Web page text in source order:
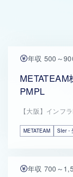
年収 500～
PMPL
【大阪】インフ
METATEAM SIer・
年収 700～